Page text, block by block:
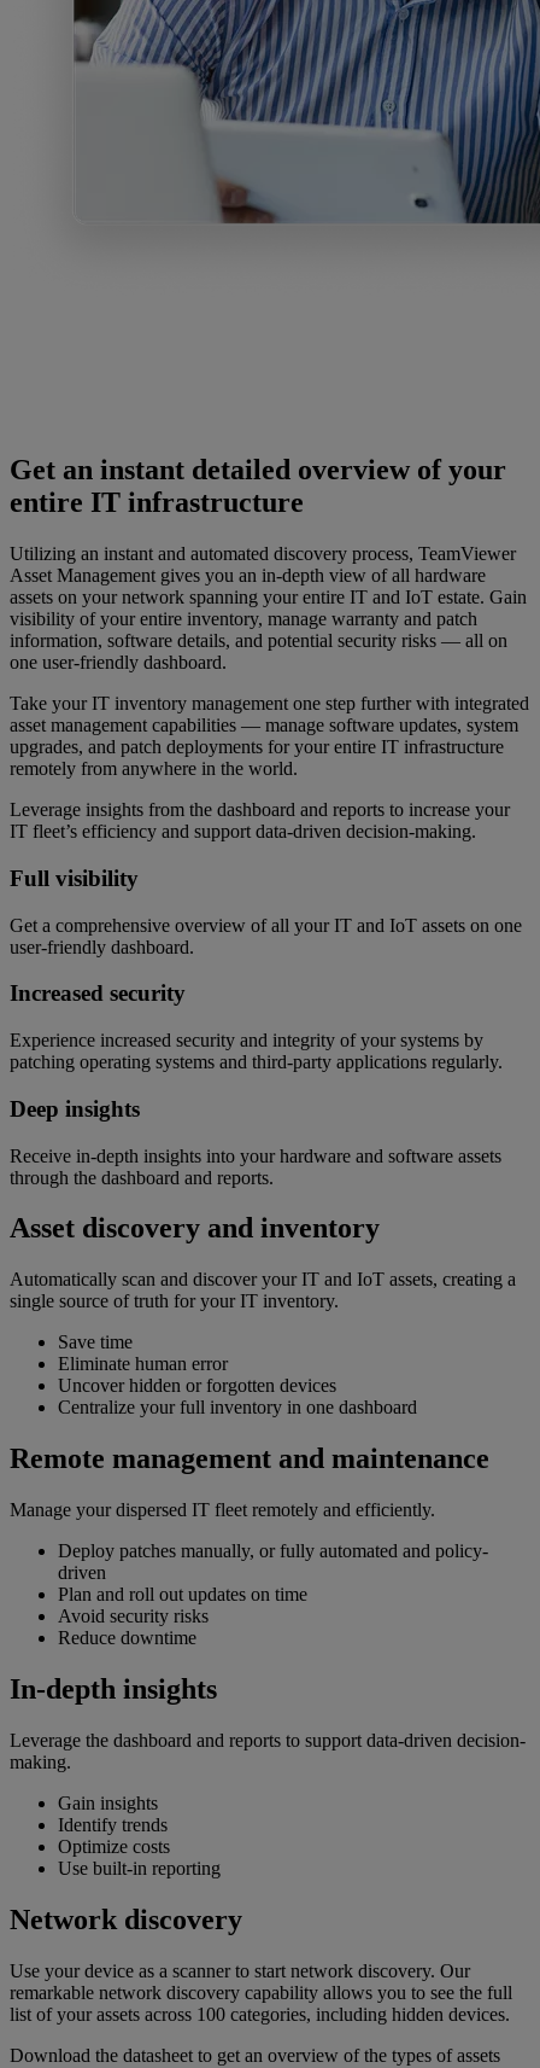
Get an instant detailed overview of your
entire IT infrastructure
Utilizing an instant and automated discovery process, TeamViewer
Asset Management gives you an in-depth view of all hardware
assets on your network spanning your entire IT and IoT estate. Gain
visibility of your entire inventory, manage warranty and patch
information, software details, and potential security risks — all on
one user-friendly dashboard.
Take your IT inventory management one step further with integrated
asset management capabilities — manage software updates, system
upgrades, and patch deployments for your entire IT infrastructure
remotely from anywhere in the world.
Leverage insights from the dashboard and reports to increase your
IT fleet’s efficiency and support data-driven decision-making.
Full visibility
Get a comprehensive overview of all your IT and IoT assets on one
user-friendly dashboard.
Increased security
Experience increased security and integrity of your systems by
patching operating systems and third-party applications regularly.
Deep insights
Receive in-depth insights into your hardware and software assets
through the dashboard and reports.
Asset discovery and inventory
Automatically scan and discover your IT and IoT assets, creating a
single source of truth for your IT inventory.
Save time
Eliminate human error
Uncover hidden or forgotten devices
Centralize your full inventory in one dashboard
Remote management and maintenance
Manage your dispersed IT fleet remotely and efficiently.
Deploy patches manually, or fully automated and policy-
driven
Plan and roll out updates on time
Avoid security risks
Reduce downtime
In-depth insights
Leverage the dashboard and reports to support data-driven decision-
making.
Gain insights
Identify trends
Optimize costs
Use built-in reporting
Network discovery
Use your device as a scanner to start network discovery. Our
remarkable network discovery capability allows you to see the full
list of your assets across 100 categories, including hidden devices.
Download the datasheet to get an overview of the types of assets